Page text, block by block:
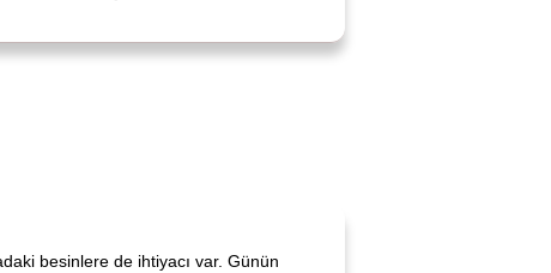
besinlere de ihtiyacı var. Günün